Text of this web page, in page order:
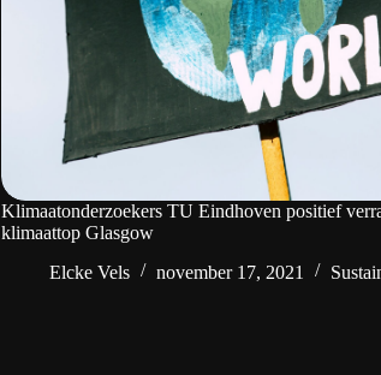
Klimaatonderzoekers TU Eindhoven positief
klimaattop Glasgow
Elcke Vels
november 17, 2021